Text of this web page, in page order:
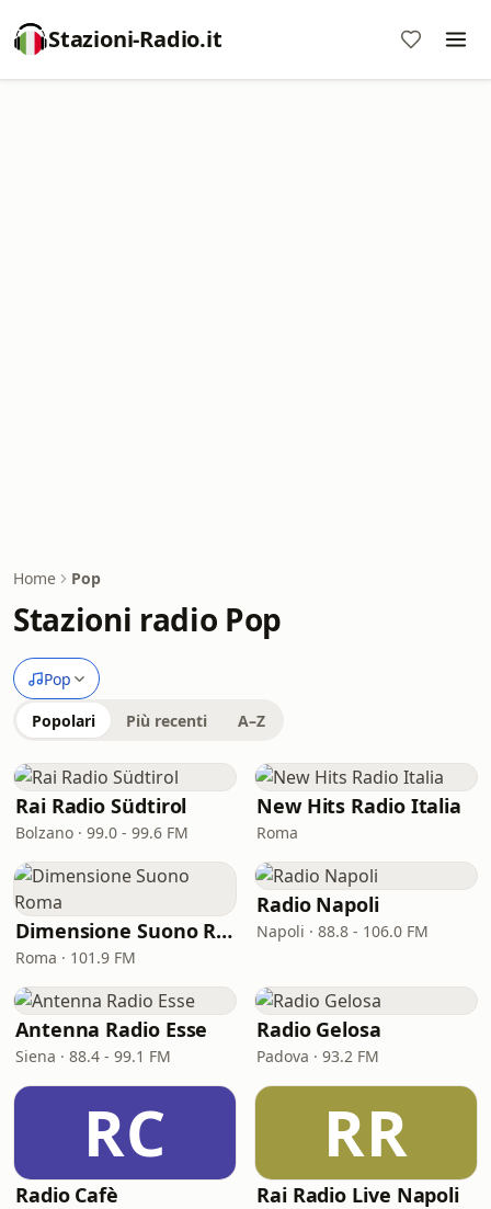
Stazioni-Radio.it
Home Pop
Stazioni radio Pop
Pop
Popolari Più recenti A–Z
Rai Radio Südtirol
Bolzano · 99.0 - 99.6 FM
New Hits Radio Italia
Roma
Dimensione Suono Roma
Roma · 101.9 FM
Radio Napoli
Napoli · 88.8 - 106.0 FM
Antenna Radio Esse
Siena · 88.4 - 99.1 FM
Radio Gelosa
Padova · 93.2 FM
RC
Radio Cafè
RR
Rai Radio Live Napoli